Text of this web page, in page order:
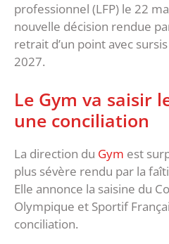
professionnel (LFP) le 22
nouvelle décision rendue
retrait d’un point avec
2027.
Le Gym va saisir
une conciliation
La direction du Gym est
plus sévère rendu par la
Elle annonce la saisine du
Olympique et Sportif
conciliation.